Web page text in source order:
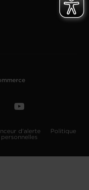
d'alerte
Politique